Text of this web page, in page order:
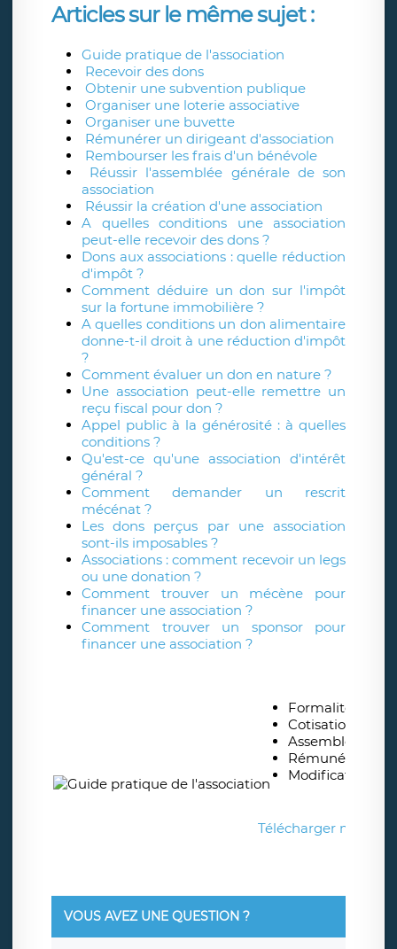
Articles sur le même sujet :
Guide pratique de l'association
Recevoir des dons
Obtenir une subvention publique
Organiser une loterie associative
Organiser une buvette
Rémunérer un dirigeant d'association
Rembourser les frais d'un bénévole
Réussir l'assemblée générale de son
association
Réussir la création d'une association
A quelles conditions une association
peut-elle recevoir des dons ?
Dons aux associations : quelle réduction
d'impôt ?
Comment déduire un don sur l'impôt
sur la fortune immobilière ?
A quelles conditions un don alimentaire
donne-t-il droit à une réduction d'impôt
?
Comment évaluer un don en nature ?
Une association peut-elle remettre un
reçu fiscal pour don ?
Appel public à la générosité : à quelles
conditions ?
Qu'est-ce qu'une association d'intérêt
général ?
Comment demander un rescrit
mécénat ?
Les dons perçus par une association
sont-ils imposables ?
Associations : comment recevoir un legs
ou une donation ?
Comment trouver un mécène pour
financer une association ?
Comment trouver un sponsor pour
financer une association ?
Formalités de
Cotisations,
Assemblées
Rémunération
Modification
Télécharger mon
VOUS AVEZ UNE QUESTION ?